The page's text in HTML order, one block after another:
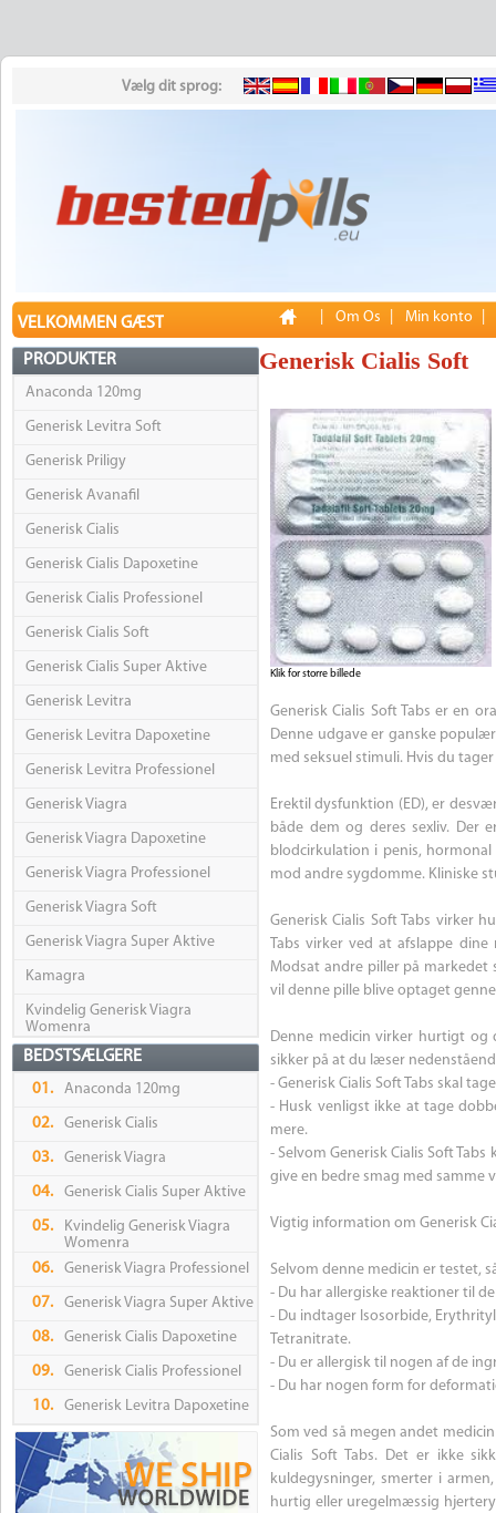
Vælg dit sprog:
VELKOMMEN GÆST Om Os Min konto
PRODUKTER
Anaconda 120mg
Generisk Levitra Soft
Generisk Priligy
Generisk Avanafil
Generisk Cialis
Generisk Cialis Dapoxetine
Generisk Cialis Professionel
Generisk Cialis Soft
Generisk Cialis Super Aktive
Generisk Levitra
Generisk Levitra Dapoxetine
Generisk Levitra Professionel
Generisk Viagra
Generisk Viagra Dapoxetine
Generisk Viagra Professionel
Generisk Viagra Soft
Generisk Viagra Super Aktive
Kamagra
Kvindelig Generisk Viagra
Womenra
BEDSTSÆLGERE
01. Anaconda 120mg
02. Generisk Cialis
03. Generisk Viagra
04. Generisk Cialis Super Aktive
05.
Kvindelig Generisk Viagra
Womenra
06.
Generisk Viagra Professionel
07. Generisk Viagra Super Aktive
08. Generisk Cialis Dapoxetine
09. Generisk Cialis Professionel
10. Generisk Levitra Dapoxetine
Generisk Cialis Soft
Klik for storre billede
Generisk Cialis Soft Tabs er en
Denne udgave er ganske
med seksuel stimuli. Hvis du
Erektil dysfunktion (ED), er
både dem og deres sexliv. Der
blodcirkulation i penis,
mod andre sygdomme. Kliniske
Generisk Cialis Soft Tabs virker
Tabs virker ved at afslappe
Modsat andre piller på
vil denne pille blive optaget
Denne medicin virker hurtigt
sikker på at du læser
- Generisk Cialis Soft Tabs skal
- Husk venligst ikke at tage
mere.
- Selvom Generisk Cialis Soft
give en bedre smag med samme
Vigtig information om Generisk
Selvom denne medicin er testet,
- Du har allergiske reaktioner til
- Du indtager Isosorbide,
Tetranitrate.
- Du er allergisk til nogen af de
- Du har nogen form for
Som ved så megen andet
Cialis Soft Tabs. Det er ikke
kuldegysninger, smerter i
hurtig eller uregelmæssig